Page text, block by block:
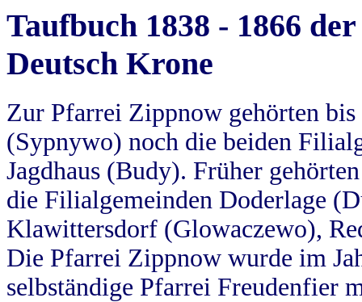
Taufbuch 1838 - 1866
Deutsch Krone
Zur Pfarrei Zippnow gehörten
(Sypnywo) noch die beiden
Jagdhaus (Budy). Früher
die Filialgemeinden Doderlage
Klawittersdorf (Glowaczewo),
Die Pfarrei Zippnow wurde im
selbständige Pfarrei Freudenfier